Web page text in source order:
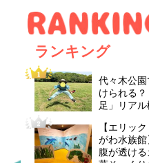
ランキング
代々木公
けられる
足」リア
【エリッ
がわ水族
腹が透け